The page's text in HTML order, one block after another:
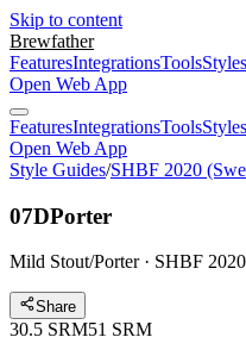
Skip to content
Brewfather
FeaturesIntegrationsToolsStyles
Open Web App
FeaturesIntegrationsToolsStyles
Open Web App
Style Guides/SHBF 2020
07DPorter
Mild Stout/Porter · SHBF 2020
Share
30.5 SRM51 SRM